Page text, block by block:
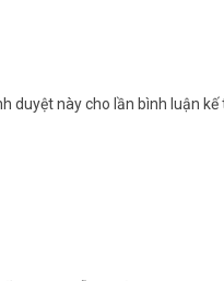
này cho lần bình luận kế